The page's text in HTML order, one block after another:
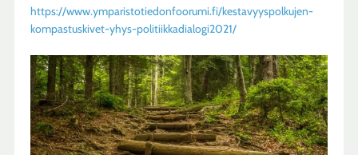
https://www.ymparistotiedonfoorumi.fi/kestavyyspolkujen-
kompastuskivet-yhys-politiikkadialogi2021/